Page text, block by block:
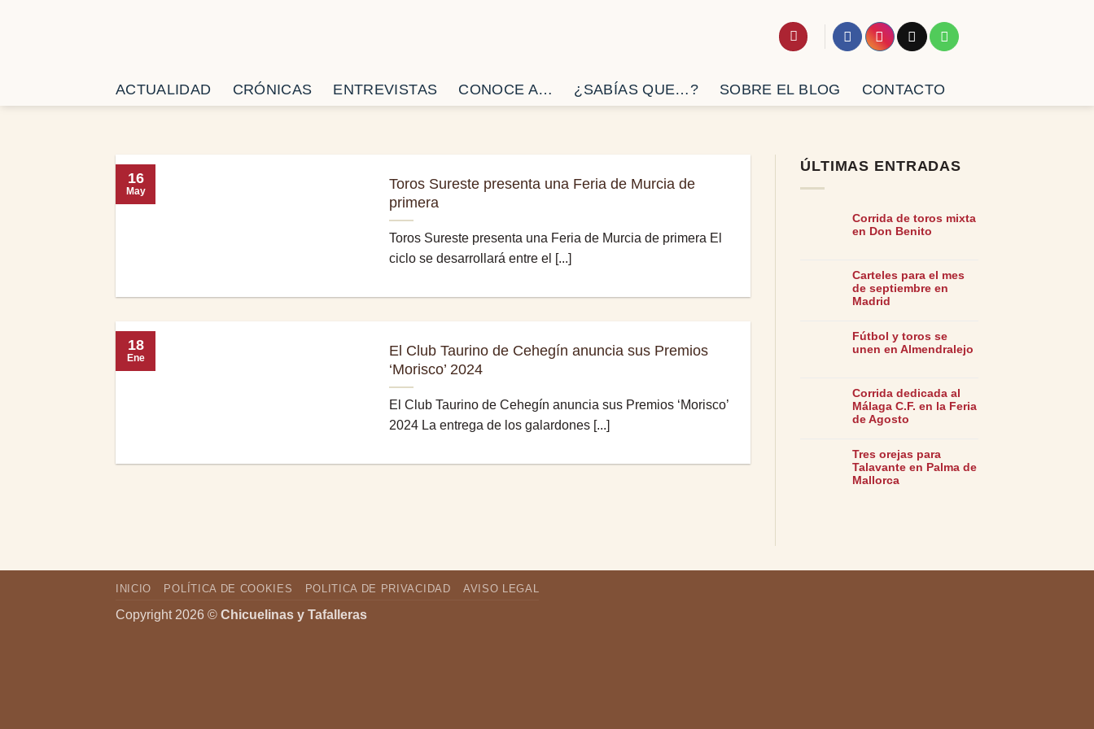
ACTUALIDAD
CRÓNICAS ENTREVISTAS CONOCE A… ¿SABÍAS QUE…? SOBRE EL BLOG CONTACTO
Toros Sureste presenta una Feria de Murcia de
primera
Toros Sureste presenta una Feria de Murcia de primera El
ciclo se desarrollará entre el [...]
16
May
El Club Taurino de Cehegín anuncia sus Premios
‘Morisco’ 2024
El Club Taurino de Cehegín anuncia sus Premios ‘Morisco’
2024 La entrega de los galardones [...]
18
Ene
ÚLTIMAS ENTRADAS
Corrida de toros mixta
en Don Benito
Carteles para el mes
de septiembre en
Madrid
Fútbol y toros se
unen en Almendralejo
Corrida dedicada al
Málaga C.F. en la Feria
de Agosto
Tres orejas para
Talavante en Palma de
Mallorca
INICIO POLÍTICA DE COOKIES POLITICA DE PRIVACIDAD AVISO LEGAL
Copyright 2026 © Chicuelinas y Tafalleras